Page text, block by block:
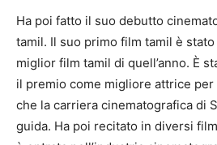
Ha poi fatto il suo debutto
tamil. Il suo primo film tamil è
miglior film tamil di quell’anno. È
il premio come migliore attrice per
che la carriera cinematografica di
guida. Ha poi recitato in diversi